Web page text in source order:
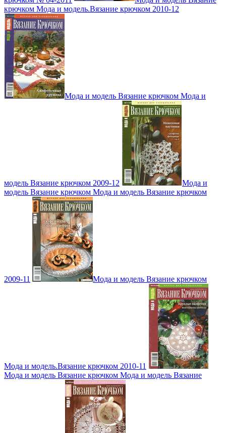
крючком Мода и модель.Вязание крючком 2010-12
Мода и модель Вязание крючком Мода и
модель Вязание крючком 2009-12
Мода и
модель Вязание крючком Мода и модель Вязание крючком
2009-11 Мода и модель Вязание крючком
Мода и модель.Вязание крючком 2010-11
Мода и модель Вязание крючком Мода и модель Вязание